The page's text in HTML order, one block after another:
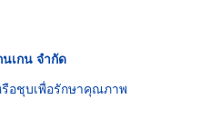
เกน จำกัด
รือชุบเพื่อรักษาคุณภาพ